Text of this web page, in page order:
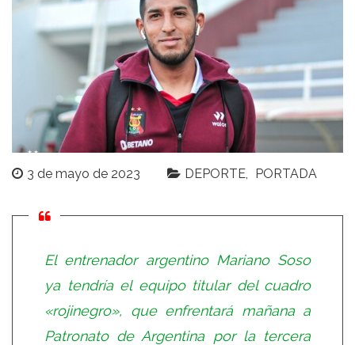
3 de mayo de 2023 DEPORTE PORTADA
El entrenador argentino Mariano Soso
ya tendría el equipo titular del cuadro
«rojinegro», que enfrentará mañana a
Patronato de Argentina por la tercera